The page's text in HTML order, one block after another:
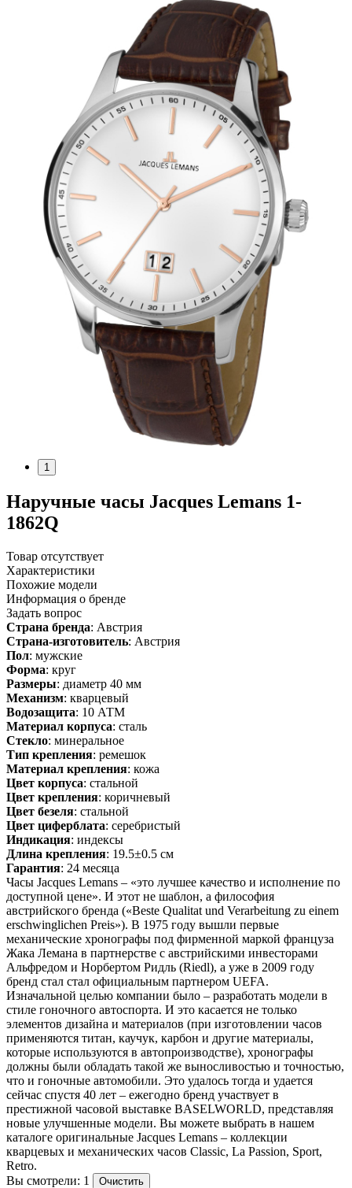
1
Наручные часы Jacques Lemans 1-
1862Q
Товар отсутствует
Характеристики
Похожие модели
Информация о бренде
Задать вопрос
Страна бренда: Австрия
Страна-изготовитель: Австрия
Пол: мужские
Форма: круг
Размеры: диаметр 40 мм
Механизм: кварцевый
Водозащита: 10 АТМ
Материал корпуса: сталь
Стекло: минеральное
Тип крепления: ремешок
Материал крепления: кожа
Цвет корпуса: стальной
Цвет крепления: коричневый
Цвет безеля: стальной
Цвет циферблата: серебристый
Индикация: индексы
Длина крепления: 19.5±0.5 см
Гарантия: 24 месяца
Часы Jacques Lemans – «это лучшее качество и исполнение по
доступной цене». И этот не шаблон, а философия
австрийского бренда («Beste Qualitat und Verarbeitung zu einem
erschwinglichen Preis»). В 1975 году вышли первые
механические хронографы под фирменной маркой француза
Жака Лемана в партнерстве с австрийскими инвесторами
Альфредом и Норбертом Ридль (Riedl), а уже в 2009 году
бренд стал стал официальным партнером UEFA.
Изначальной целью компании было – разработать модели в
стиле гоночного автоспорта. И это касается не только
элементов дизайна и материалов (при изготовлении часов
применяются титан, каучук, карбон и другие материалы,
которые используются в автопроизводстве), хронографы
должны были обладать такой же выносливостью и точностью,
что и гоночные автомобили. Это удалось тогда и удается
сейчас спустя 40 лет – ежегодно бренд участвует в
престижной часовой выставке BASELWORLD, представляя
новые улучшенные модели. Вы можете выбрать в нашем
каталоге оригинальные Jacques Lemans – коллекции
кварцевых и механических часов Classic, La Passion, Sport,
Retro.
Вы смотрели: 1
Очистить